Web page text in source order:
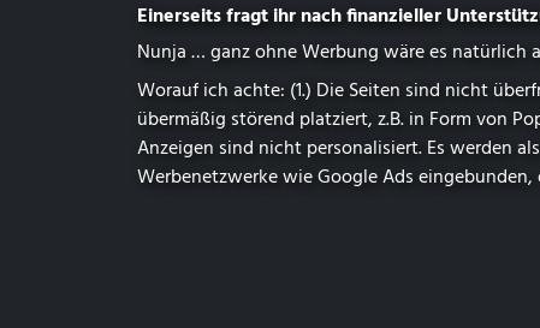
Einerseits fragt ihr nach finanzieller
Nunja … ganz ohne Werbung wäre es natürlich
Worauf ich achte: (1.) Die Seiten sind nicht
übermäßig störend platziert, z.B. in Form von
Anzeigen sind nicht personalisiert. Es werden
Werbenetzwerke wie Google Ads